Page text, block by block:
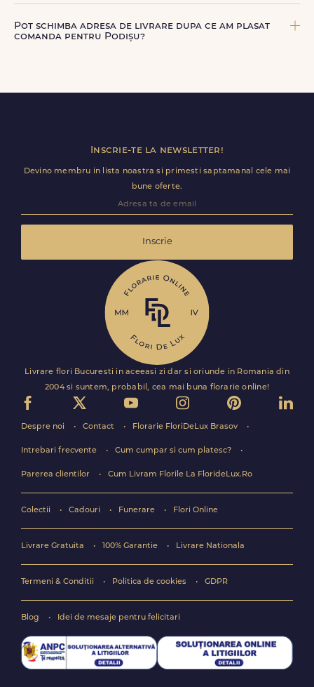
nostri dedicati sau ai optiunea de livrare la cutie, prin
firma de curierat, cu un cost mai avantajos si ambalare
Pot schimba adresa de livrare dupa ce am plasat
comanda pentru Podișu?
livrare pentru Podișu.
Inscrie-te la newsletter!
Devino membru in lista noastra si primesti saptamanal cele mai
bune oferte.
Inscrie
Livrare flori Bucuresti in aceeasi zi dar si oriunde in Romania din
2004 si suntem, probabil, cea mai buna florarie online!
Despre noi Contact Florarie FloriDeLux Brasov
Intrebari frecvente Cum cumpar si cum platesc?
Parerea clientilor Cum Livram Florile La FlorideLux.Ro
Colectii Cadouri Funerare Flori Online
Livrare Gratuita 100% Garantie Livrare Nationala
Termeni & Conditii Politica de cookies GDPR
Blog Idei de mesaje pentru felicitari